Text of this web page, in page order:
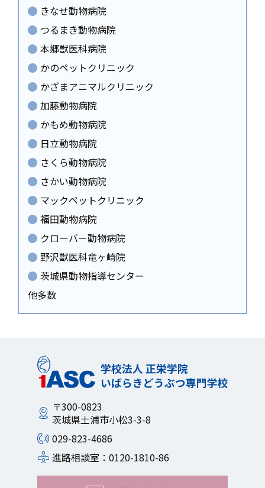
きなせ動物病院
つるまき動物病院
本郷獣医科病院
かのペットクリニック
かざまアニマルクリニック
加藤動物病院
かもめ動物病院
日立動物病院
さくら動物病院
さかい動物病院
マックペットクリニック
福田動物病院
クローバー動物病院
野沢獣医科竜ヶ崎院
茨城県動物指導センター
他多数
〒300-0823
茨城県土浦市小松3-3-8
029-823-4686
進路相談室：0120-1810-86